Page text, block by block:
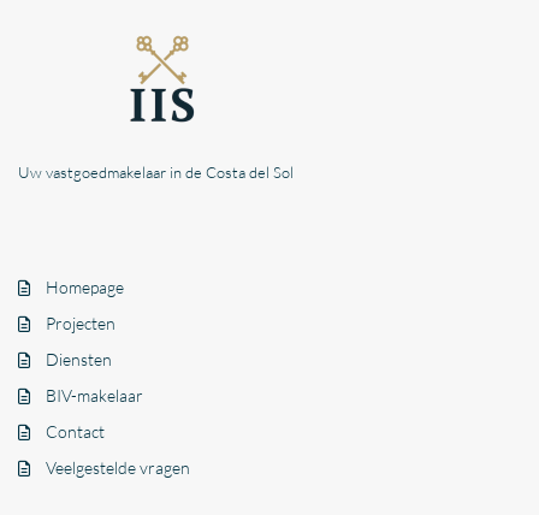
Uw vastgoedmakelaar in de Costa del Sol
Homepage
Projecten
Diensten
BIV-makelaar
Contact
Veelgestelde vragen